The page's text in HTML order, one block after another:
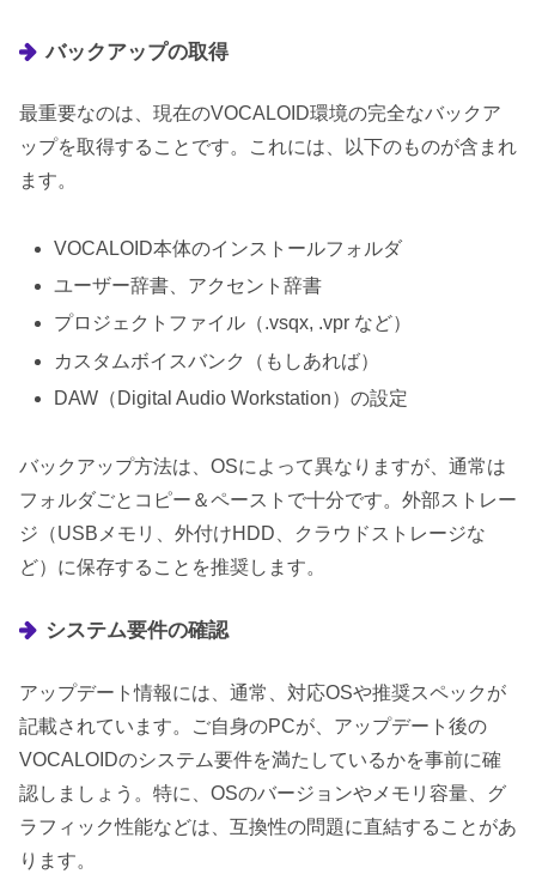
バックアップの取得
最重要なのは、現在のVOCALOID環境の完全なバックア
ップを取得することです。これには、以下のものが含まれ
ます。
VOCALOID本体のインストールフォルダ
ユーザー辞書、アクセント辞書
プロジェクトファイル（.vsqx, .vpr など）
カスタムボイスバンク（もしあれば）
DAW（Digital Audio Workstation）の設定
バックアップ方法は、OSによって異なりますが、通常は
フォルダごとコピー＆ペーストで十分です。外部ストレー
ジ（USBメモリ、外付けHDD、クラウドストレージな
ど）に保存することを推奨します。
システム要件の確認
アップデート情報には、通常、対応OSや推奨スペックが
記載されています。ご自身のPCが、アップデート後の
VOCALOIDのシステム要件を満たしているかを事前に確
認しましょう。特に、OSのバージョンやメモリ容量、グ
ラフィック性能などは、互換性の問題に直結することがあ
ります。